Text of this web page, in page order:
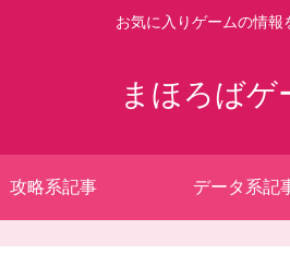
お気に入りゲームの情報
まほろばゲ
攻略系記事 データ系記